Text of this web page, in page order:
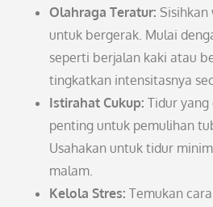
Olahraga Teratur: Sisihkan
untuk bergerak. Mulai
seperti berjalan kaki atau
tingkatkan intensitasnya
Istirahat Cukup: Tidur yang
penting untuk pemulihan
Usahakan untuk tidur
malam.
Kelola Stres: Temukan